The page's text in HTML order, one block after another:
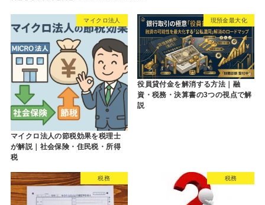
マイクロ法人
マイクロ法人の節税効果を税理士
が解説｜社会保険・住民税・所得
税
現預金最大化
役員貸付金を解消する方法｜融
資・税務・決算書の3つの視点で解
説
税務 税務